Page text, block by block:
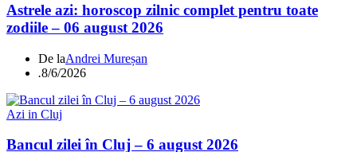
Astrele azi: horoscop zilnic complet pentru toate
zodiile – 06 august 2026
De laAndrei Mureșan
.8/6/2026
Azi in Cluj
Bancul zilei în Cluj – 6 august 2026